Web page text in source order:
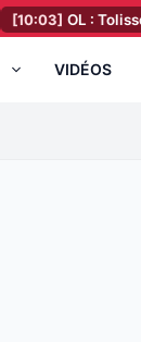
: Tolisso
VIDÉOS